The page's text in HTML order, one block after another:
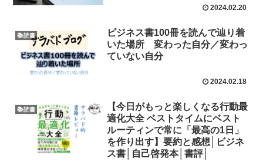
2024.02.20
📚読書
ビジネス書100冊を読んで辿り着
いた場所 変わった自分／変わっ
ていない自分
2024.02.18
📚読書
【今日がもっと楽しくなる行動最
適化大全 ベストタイムにベスト
ルーティンで常に「最高の1日」
を作り出す】要約と感想│ビジネ
ス書│自己啓発本│書評│